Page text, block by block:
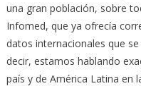
una gran población, sobre
Infomed, que ya ofrecía
datos internacionales que
decir, estamos hablando
país y de América Latina en